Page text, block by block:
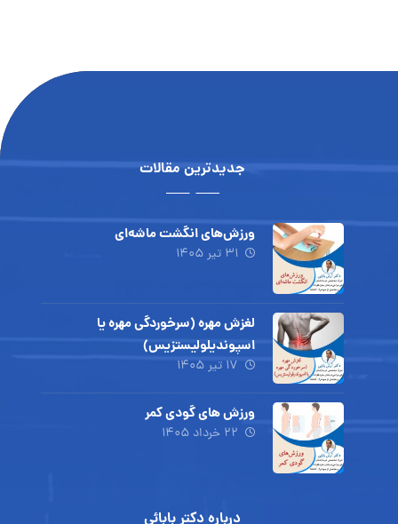
جدیدترین مقالات
ورزش‌های انگشت ماشه‌ای
۳۱ تیر ۱۴۰۵
لغزش مهره (سرخوردگی مهره یا
اسپوندیلولیستزیس)
۱۷ تیر ۱۴۰۵
ورزش های گودی کمر
۲۲ خرداد ۱۴۰۵
درباره دکتر بابائی